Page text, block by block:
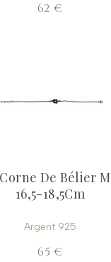
62 €
De Bélier
16,5-18,5Cm
Argent 925
65 €